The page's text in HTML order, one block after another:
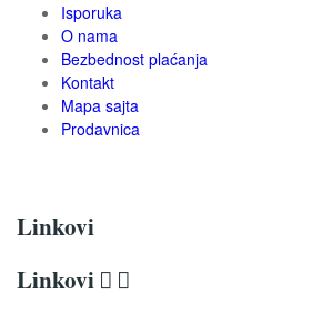
Isporuka
O nama
Bezbednost plaćanja
Kontakt
Mapa sajta
Prodavnica
Linkovi
Linkovi  